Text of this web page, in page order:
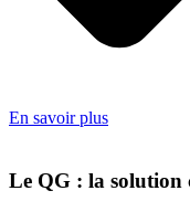
En savoir plus
Le QG : la solution